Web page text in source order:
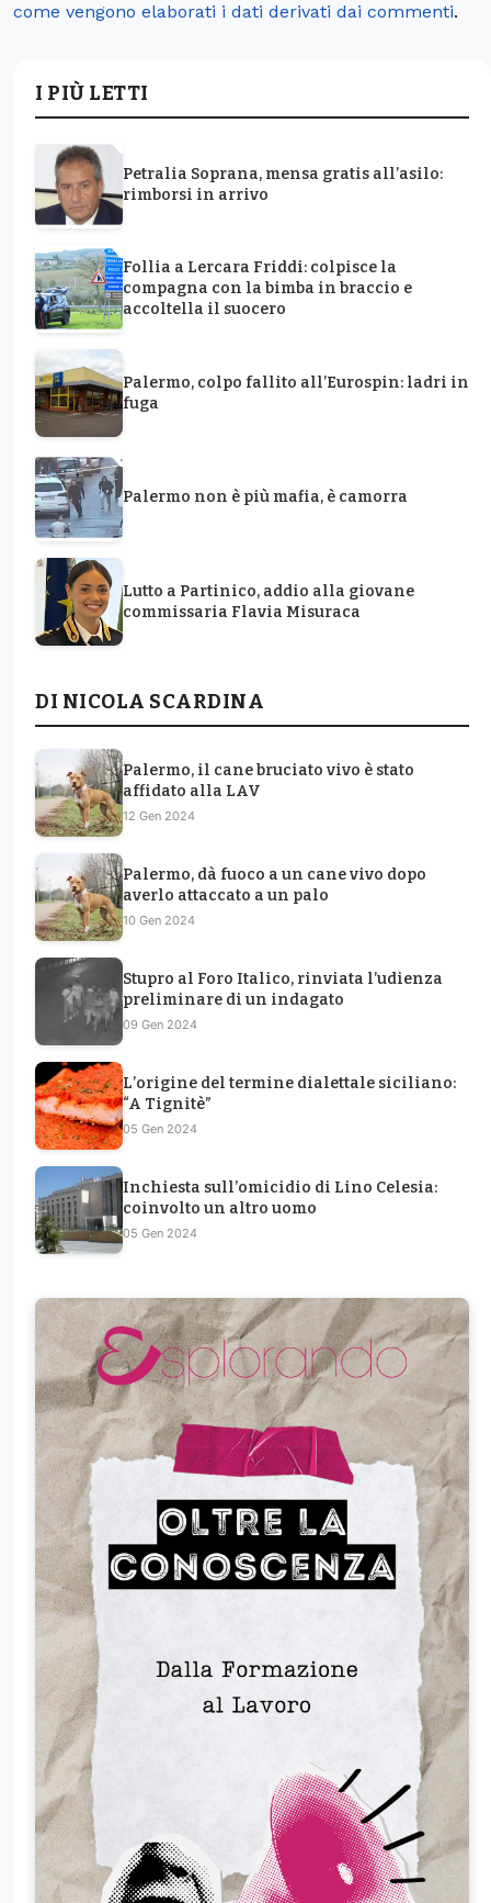
come vengono elaborati i dati derivati dai commenti.
I PIÙ LETTI
Petralia Soprana, mensa gratis all’asilo:
rimborsi in arrivo
Follia a Lercara Friddi: colpisce la
compagna con la bimba in braccio e
accoltella il suocero
Palermo, colpo fallito all’Eurospin: ladri in
fuga
Palermo non è più mafia, è camorra
Lutto a Partinico, addio alla giovane
commissaria Flavia Misuraca
DI NICOLA SCARDINA
Palermo, il cane bruciato vivo è stato
affidato alla LAV
12 Gen 2024
Palermo, dà fuoco a un cane vivo dopo
averlo attaccato a un palo
10 Gen 2024
Stupro al Foro Italico, rinviata l’udienza
preliminare di un indagato
09 Gen 2024
L’origine del termine dialettale siciliano:
“A Tignitè”
05 Gen 2024
Inchiesta sull’omicidio di Lino Celesia:
coinvolto un altro uomo
05 Gen 2024